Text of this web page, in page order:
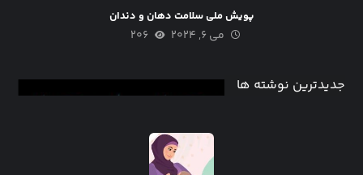
پویش ملی سلامت دهان و دندان
می ۶, ۲۰۲۴ ۲۰۶
جدیدترین نوشته ها